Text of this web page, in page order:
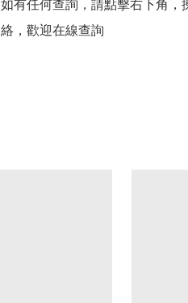
如有任何查詢，請點擊右下角，
絡，歡迎在線查詢